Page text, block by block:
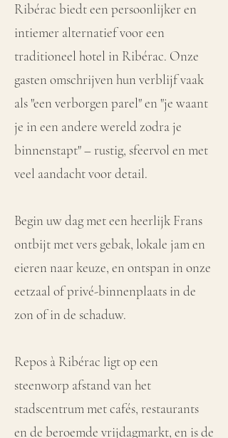
Ribérac biedt een persoonlijker en
intiemer alternatief voor een
traditioneel hotel in Ribérac. Onze
gasten omschrijven hun verblijf vaak
als "een verborgen parel" en "je waant
je in een andere wereld zodra je
binnenstapt" – rustig, sfeervol en met
veel aandacht voor detail.
Begin uw dag met een heerlijk Frans
ontbijt met vers gebak, lokale jam en
eieren naar keuze, en ontspan in onze
eetzaal of privé-binnenplaats in de
zon of in de schaduw.
Repos à Ribérac ligt op een
steenworp afstand van het
stadscentrum met cafés, restaurants
en de beroemde vrijdagmarkt, en is de